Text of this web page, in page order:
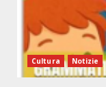
Cultura Notizie